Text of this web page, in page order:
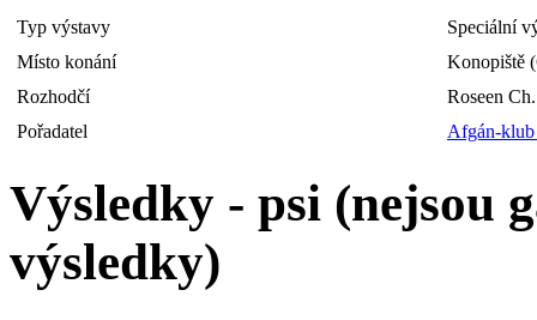
Typ výstavy
Speciální
Místo konání
Konopiště
Rozhodčí
Roseen
Pořadatel
Afgán-
Výsledky - psi (nejsou
výsledky)